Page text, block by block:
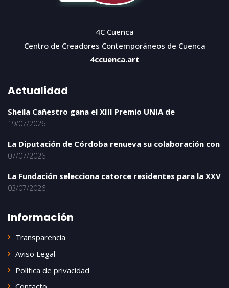
4C Cuenca
Centro de Creadores Contemporáneos de Cuenca
4ccuenca.art
Actualidad
Sheila Cañestro gana el XIII Premio UNIA de
19/07/2026
La Diputación de Córdoba renueva su colaboración con
07/07/2026
La Fundación selecciona catorce residentes para la XXV
03/07/2026
Información
Transparencia
Aviso Legal
Política de privacidad